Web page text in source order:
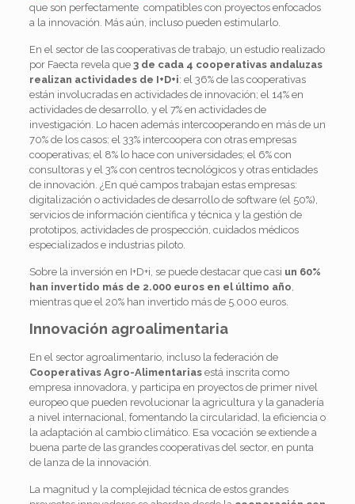
que son perfectamente compatibles con proyectos enfocados
a la innovación. Más aún, incluso pueden estimularlo.
En el sector de las cooperativas de trabajo, un estudio realizado
por Faecta revela que3 de cada 4 cooperativas andaluzas
realizan actividades de I+D+i: el 36% de las cooperativas
están involucradas en actividades de innovación; el 14% en
actividades de desarrollo, y el 7% en actividades de
investigación. Lo hacen además intercooperando en más de un
70% de los casos: el 33% intercoopera con otras empresas
cooperativas; el 8% lo hace con universidades; el 6% con
consultoras y el 3% con centros tecnológicos y otras entidades
de innovación. ¿En qué campos trabajan estas empresas:
digitalización o actividades de desarrollo de software (el 50%),
servicios de información científica y técnica y la gestión de
prototipos, actividades de prospección, cuidados médicos
especializados e industrias piloto.
Sobre la inversión en I+D+i, se puede destacar que casi un 60%
han invertido más de 2.000 euros en el último año
mientras que el 20% han invertido más de 5.000 euros.
Innovación agroalimentaria
En el sector agroalimentario, incluso la federación de
Cooperativas Agro-Alimentariasestá inscrita como
empresa innovadora, y participa en proyectos de primer nivel
europeo que pueden revolucionar la agricultura y la ganadería
a nivel internacional, fomentando la circularidad, la eficiencia o
la adaptación al cambio climático. Esa vocación se extiende a
buena parte de las grandes cooperativas del sector, en punta
de lanza de la innovación.
La magnitud y la complejidad técnica de estos grandes